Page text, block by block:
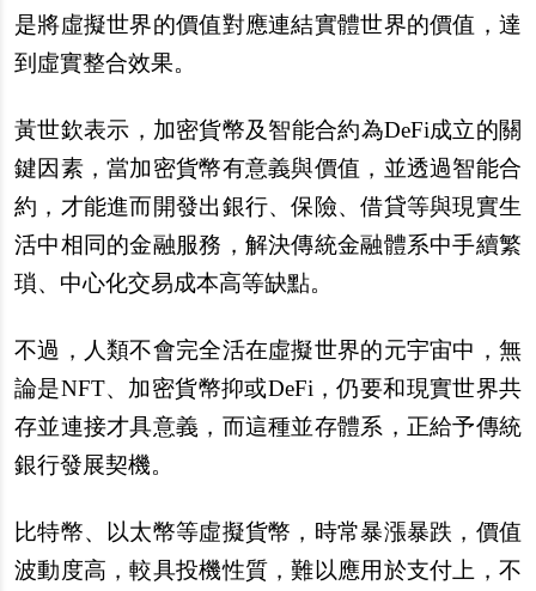
是將虛擬世界的價值對應連結實體世界的價值，達
到虛實整合效果。
黃世欽表示，加密貨幣及智能合約為DeFi成立的關
鍵因素，當加密貨幣有意義與價值，並透過智能合
約，才能進而開發出銀行、保險、借貸等與現實生
活中相同的金融服務，解決傳統金融體系中手續繁
瑣、中心化交易成本高等缺點。
不過，人類不會完全活在虛擬世界的元宇宙中，無
論是NFT、加密貨幣抑或DeFi，仍要和現實世界共
存並連接才具意義，而這種並存體系，正給予傳統
銀行發展契機。
比特幣、以太幣等虛擬貨幣，時常暴漲暴跌，價值
波動度高，較具投機性質，難以應用於支付上，不